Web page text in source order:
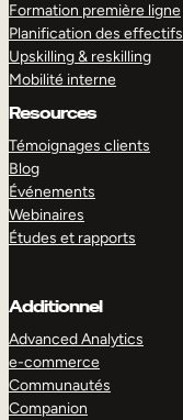
Formation première ligne
Planification des effectifs
Upskilling & reskilling
Mobilité interne
Resources
Témoignages clients
Blog
Événements
Webinaires
Études et rapports
Additionnel
Advanced Analytics
e-commerce
Communautés
Companion